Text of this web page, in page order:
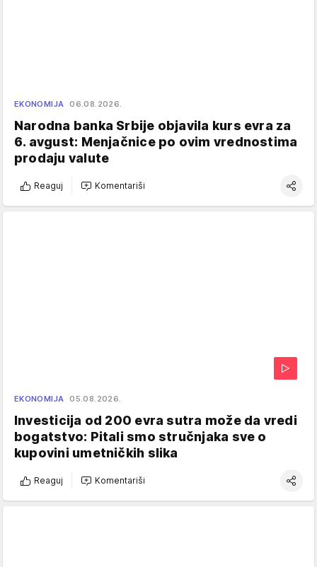
EKONOMIJA 06.08.2026.
Narodna banka Srbije objavila kurs evra za
6. avgust: Menjačnice po ovim vrednostima
prodaju valute
Reaguj Komentariši
EKONOMIJA 05.08.2026.
Investicija od 200 evra sutra može da vredi
bogatstvo: Pitali smo stručnjaka sve o
kupovini umetničkih slika
Reaguj Komentariši